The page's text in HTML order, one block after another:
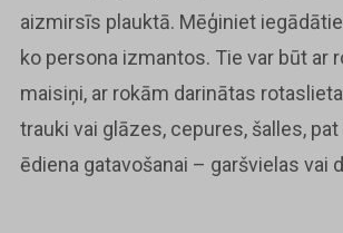
aizmirsīs plauktā. Mēģiniet
ko persona izmantos. Tie var būt ar
maisiņi, ar rokām darinātas
trauki vai glāzes, cepures, šalles,
ēdiena gatavošanai – garšvielas vai